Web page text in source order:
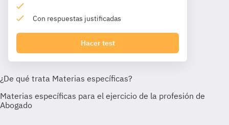
Con respuestas justificadas
Hacer test